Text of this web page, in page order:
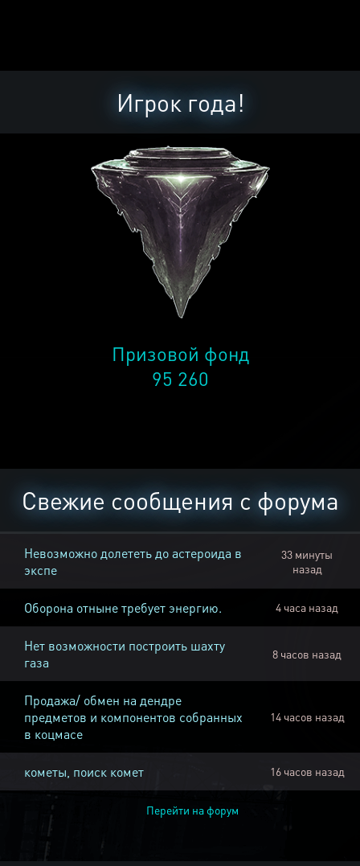
Игрок года!
Призовой фонд
95 260
Свежие сообщения с форума
Невозможно долететь до астероида в
экспе
33 минуты
назад
Оборона отныне требует энергию. 4 часа назад
Нет возможности построить шахту
газа
8 часов назад
Продажа/ обмен на дендре
предметов и компонентов собранных
в коцмасе
14 часов назад
кометы, поиск комет 16 часов назад
Перейти на форум